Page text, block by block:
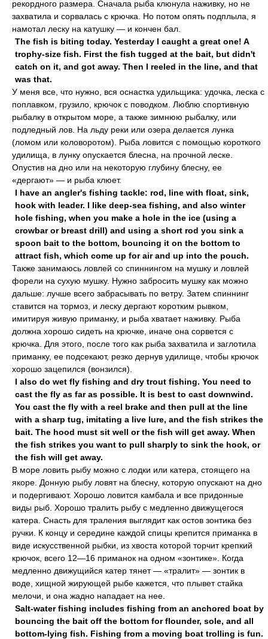
рекордного размера. Сначала рыба клюнула наживку, но не
захватила и сорвалась с крючка. Но потом опять подплыла, я
намотал леску на катушку — и кончен бал.
The fish is biting today. Yesterday I caught a great one! A
trophy-size fish. First the fish tugged at the bait, but didn't
catch on it, and got away. Then I reeled in the line, and that
was that.
У меня все, что нужно, вся оснастка удильщика: удочка, леска с
поплавком, грузило, крючок с поводком. Люблю спортивную
рыбалку в открытом море, а также зимнюю рыбалку, или
подледный лов. На льду реки или озера делается лунка
(ломом или коловоротом). Рыба ловится с помощью короткого
удилища, в лунку опускается блесна, на прочной леске.
Опустив на дно или на некоторую глубину блесну, ее
«дергают» — и рыба клюет.
I have an angler's fishing tackle: rod, line with float, sink,
hook with leader. I like deep-sea fishing, and also winter
hole fishing, when you make a hole in the ice (using a
crowbar or breast drill) and using a short rod you sink a
spoon bait to the bottom, bouncing it on the bottom to
attract fish, which come up for air and up into the pouch.
Также занимаюсь ловлей со спиннингом на мушку и ловлей
форели на сухую мушку. Нужно забросить мушку как можно
дальше: лучше всего забрасывать по ветру. Затем спиннинг
ставится на тормоз, и леску дергают коротким рывком,
имитируя живую приманку, и рыба хватает наживку. Рыба
должна хорошо сидеть на крючке, иначе она сорвется с
крючка. Для этого, после того как рыба захватила и заглотила
приманку, ее подсекают, резко дернув удилище, чтобы крючок
хорошо зацепился (вонзился).
I also do wet fly fishing and dry trout fishing. You need to
cast the fly as far as possible. It is best to cast downwind.
You cast the fly with a reel brake and then pull at the line
with a sharp tug, imitating a live lure, and the fish strikes the
bait. The hood must sit well or the fish will get away. When
the fish strikes you want to pull sharply to sink the hook, or
the fish will get away.
В море ловить рыбу можно с лодки или катера, стоящего на
якоре. Донную рыбу ловят на блесну, которую опускают на дно
и подергивают. Хорошо ловится камбала и все придонные
виды рыб. Хорошо тралить рыбу с медленно движущегося
катера. Снасть для траления выглядит как остов зонтика без
ручки. К концу и середине каждой спицы крепится приманка в
виде искусственной рыбки, из хвоста которой торчит крепкий
крючок, всего 12—16 приманок на одном «зонтике». Когда
медленно движущийся катер тянет — «тралит» — зонтик в
воде, хищной жирующей рыбе кажется, что плывет стайка
мелочи, и она жадно нападает на нее.
Salt-water fishing includes fishing from an anchored boat by
bouncing the bait off the bottom for flounder, sole, and all
bottom-lying fish. Fishing from a moving boat trolling is fun.